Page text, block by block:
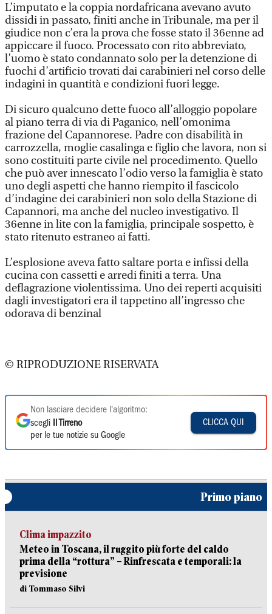
L’imputato e la coppia nordafricana avevano avuto
dissidi in passato, finiti anche in Tribunale, ma per il
giudice non c’era la prova che fosse stato il 36enne ad
appiccare il fuoco. Processato con rito abbreviato,
l’uomo è stato condannato solo per la detenzione di
fuochi d’artificio trovati dai carabinieri nel corso delle
indagini in quantità e condizioni fuori legge.
Di sicuro qualcuno dette fuoco all’alloggio popolare
al piano terra di via di Paganico, nell’omonima
frazione del Capannorese. Padre con disabilità in
carrozzella, moglie casalinga e figlio che lavora, non si
sono costituiti parte civile nel procedimento. Quello
che può aver innescato l’odio verso la famiglia è stato
uno degli aspetti che hanno riempito il fascicolo
d’indagine dei carabinieri non solo della Stazione di
Capannori, ma anche del nucleo investigativo. Il
36enne in lite con la famiglia, principale sospetto, è
stato ritenuto estraneo ai fatti.
L’esplosione aveva fatto saltare porta e infissi della
cucina con cassetti e arredi finiti a terra. Una
deflagrazione violentissima. Uno dei reperti acquisiti
dagli investigatori era il tappetino all’ingresso che
odorava di benzinal
© RIPRODUZIONE RISERVATA
Non lasciare decidere l'algoritmo:
scegli
Il Tirreno
per le tue notizie su Google
CLICCA QUI
Primo piano
Clima impazzito
Meteo in Toscana, il ruggito più forte del caldo
prima della “rottura” – Rinfrescata e temporali: la
previsione
di Tommaso Silvi